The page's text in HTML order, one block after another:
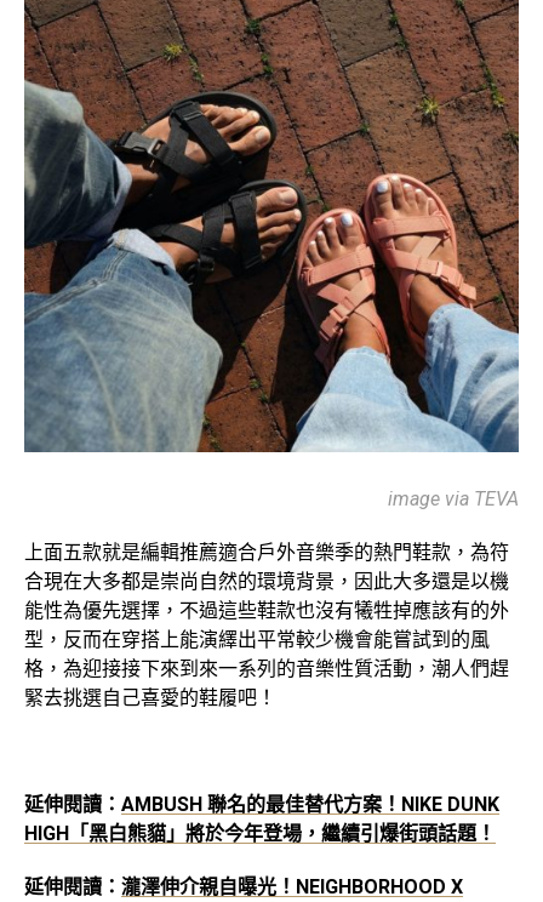
image via TEVA
上面五款就是編輯推薦適合戶外音樂季的熱門鞋款，為符
合現在大多都是崇尚自然的環境背景，因此大多還是以機
能性為優先選擇，不過這些鞋款也沒有犧牲掉應該有的外
型，反而在穿搭上能演繹出平常較少機會能嘗試到的風
格，為迎接接下來到來一系列的音樂性質活動，潮人們趕
緊去挑選自己喜愛的鞋履吧！
延伸閱讀： AMBUSH 聯名的最佳替代方案！NIKE DUNK
HIGH「黑白熊貓」將於今年登場，繼續引爆街頭話題！
延伸閱讀： 瀧澤伸介親自曝光！NEIGHBORHOOD X